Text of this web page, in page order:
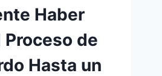
Haber
de
Hasta un